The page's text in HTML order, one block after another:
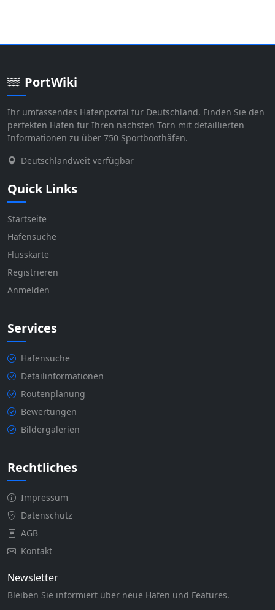
PortWiki
Ihr umfassendes Hafenportal für Deutschland. Finden Sie den
perfekten Hafen für Ihren nächsten Törn mit detaillierten
Informationen zu über 750 Sportboothäfen.
Deutschlandweit verfügbar
Quick Links
Startseite
Hafensuche
Flusskarte
Registrieren
Anmelden
Services
Hafensuche
Detailinformationen
Routenplanung
Bewertungen
Bildergalerien
Rechtliches
Impressum
Datenschutz
AGB
Kontakt
Newsletter
Bleiben Sie informiert über neue Häfen und Features.